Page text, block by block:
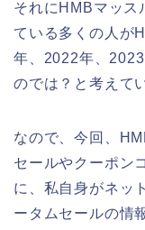
それにHMBマッス
ている多くの人が
年、2022年、
のでは？と考えて
なので、今回、
セールやクーポン
に、私自身がネッ
ータムセールの情